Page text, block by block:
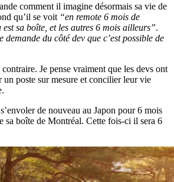
comment il imagine désormais sa vie de
qu’il se voit “en remote 6 mois de
est sa boîte, et les autres 6 mois ailleurs”.
demande du côté dev que c’est possible de
Je pense vraiment que les devs ont
un poste sur mesure et concilier leur vie
de nouveau au Japon pour 6 mois
sa boîte de Montréal. Cette fois-ci il sera 6